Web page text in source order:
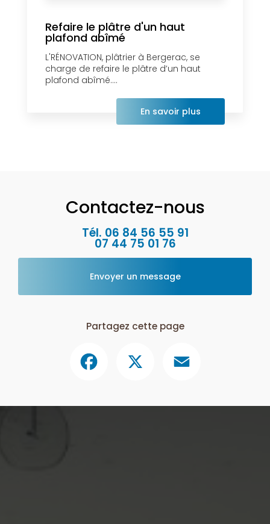
Refaire le plâtre d'un haut
plafond abîmé
L'RÉNOVATION, plâtrier à Bergerac, se
charge de refaire le plâtre d’un haut
plafond abîmé....
En savoir plus
Contactez-nous
Tél. 06 84 56 55 91
07 44 75 01 76
Envoyer un message
Partagez cette page